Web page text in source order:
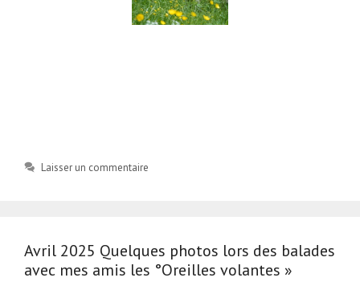
Laisser un commentaire
Avril 2025 Quelques photos lors des balades
avec mes amis les °Oreilles volantes »